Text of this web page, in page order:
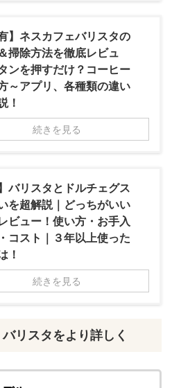
】ネスカフェバリスタの
掃除方法を徹底レビュ
ンを押すだけ？コーヒー
～アプリ、各種類の違い
！
続きを見る
バリスタとドルチェグス
を超解説｜どっちがいい
ビュー！使い方・お手入
コスト｜３年以上使った
！
続きを見る
リスタをより詳しく